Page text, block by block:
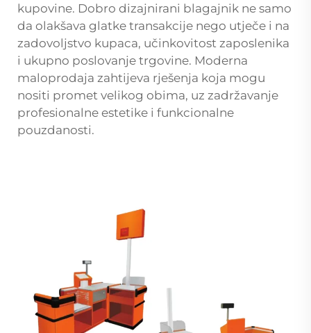
kupovine. Dobro dizajnirani blagajnik ne samo
da olakšava glatke transakcije nego utječe i na
zadovoljstvo kupaca, učinkovitost zaposlenika
i ukupno poslovanje trgovine. Moderna
maloprodaja zahtijeva rješenja koja mogu
nositi promet velikog obima, uz zadržavanje
profesionalne estetike i funkcionalne
pouzdanosti.